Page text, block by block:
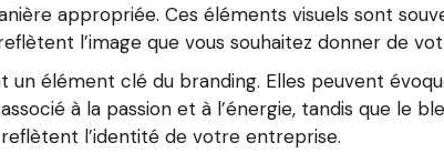
appropriée. Ces éléments visuels sont
l’image que vous souhaitez donner de
un élément clé du branding. Elles peuvent
à la passion et à l’énergie, tandis que le
l’identité de votre entreprise.